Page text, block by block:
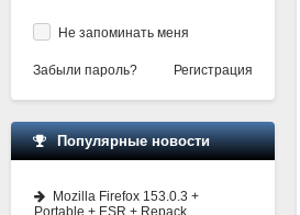
Не запоминать меня
Забыли пароль? Регистрация
Популярные новости
Mozilla Firefox 153.0.3 +
Portable + ESR + Repack